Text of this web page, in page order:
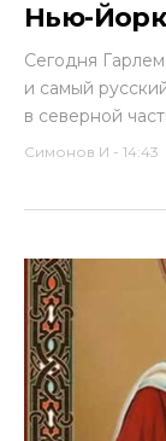
Нью-
Сегодня
и самый
в северной
Симонов И - 14:43